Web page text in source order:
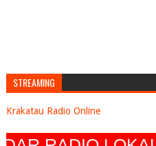
STREAMING
Krakatau Radio Online